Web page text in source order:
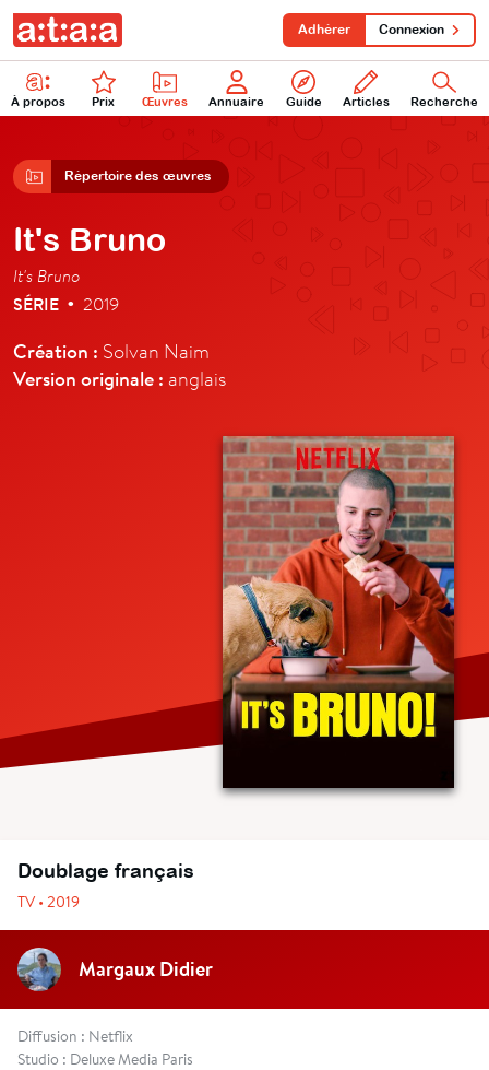
À propos Prix Œuvres Annuaire Guide Articles Recherche
Adhérer Connexion
Répertoire des œuvres
It's Bruno
It's Bruno
SÉRIE • 2019
Création : Solvan Naim
Version originale : anglais
Doublage français
TV • 2019
Margaux Didier
Diffusion : Netflix
Studio : Deluxe Media Paris